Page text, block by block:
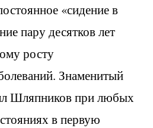
«сидение в
пару десятков лет
росту
Знаменитый
Шляпников при любых
в первую